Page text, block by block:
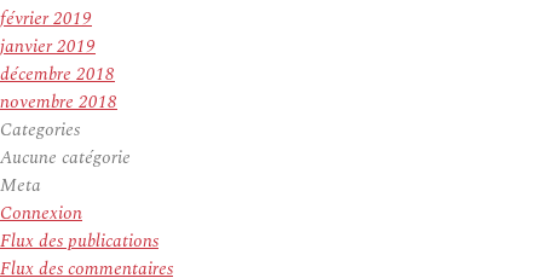
février 2019
janvier 2019
décembre 2018
novembre 2018
Categories
Aucune catégorie
Meta
Connexion
Flux des publications
Flux des commentaires